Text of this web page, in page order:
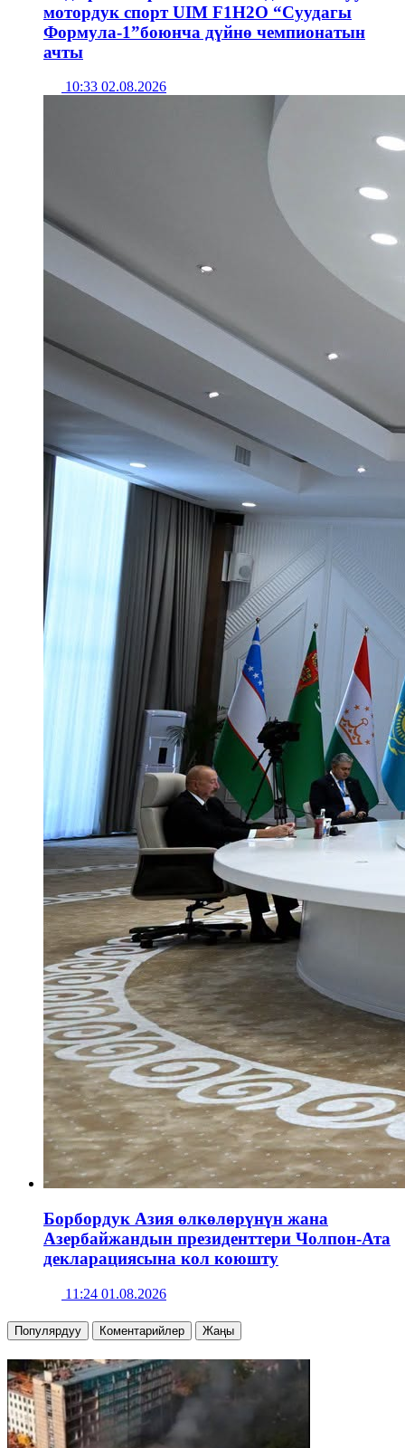
мотордук спорт UIM F1H2O “Суудагы
Формула-1”боюнча дүйнө чемпионатын
ачты
10:33 02.08.2026
Борбордук Азия өлкөлөрүнүн жана
Азербайжандын президенттери Чолпон-Ата
декларациясына кол коюшту
11:24 01.08.2026
Популярдуу Коментарийлер Жаңы